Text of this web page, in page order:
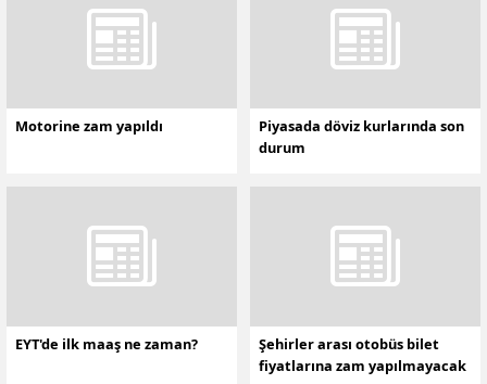
Motorine zam yapıldı
Piyasada döviz kurlarında son
durum
EYT'de ilk maaş ne zaman?
Şehirler arası otobüs bilet
fiyatlarına zam yapılmayacak